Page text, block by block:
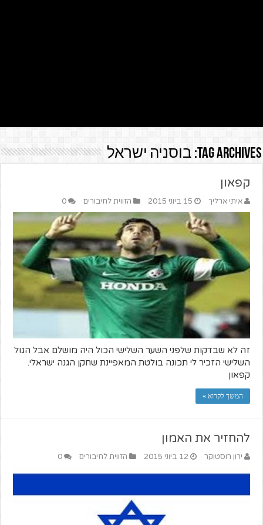
Tag Archives: בוסניה ישראל
קפאון
איתי ארליך 15 ביוני 2015 הזווית לחיבורים 0
זה לא שבדקות שלפני השער השלישי הכול היה מושלם אבל הגול
השלישי הזכיר לי תכונה בולטת המאפיינת שחקן הגנה ישראלי.
קפאון
המשך לקרוא »
להחזיר את האמון
ירון רוסטוקר 12 ביוני 2015 הזווית לחיבורים 0